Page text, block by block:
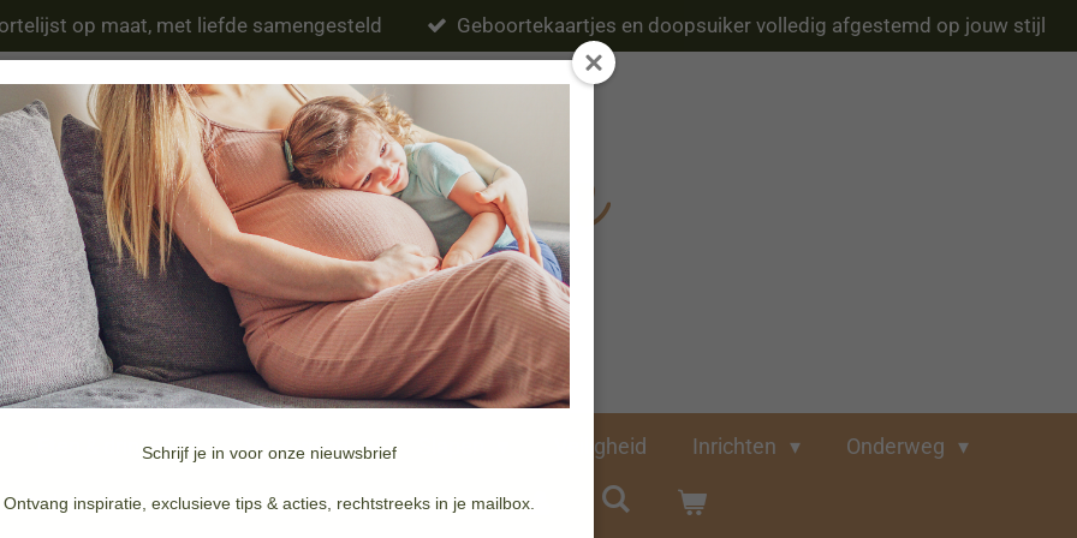
Schrijf je in voor onze nieuwsbrief
Ontvang inspiratie, exclusieve tips & acties, rechtstreeks in je mailbox.
op maat, met liefde samengesteld Geboortekaartjes en doopsuiker volledig afgestemd op jouw stijl
Eten & drinken Verzorging Veiligheid Inrichten Onderweg
Merken Doopsuiker & Geboortekaartjes